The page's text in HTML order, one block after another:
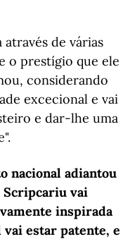
através de várias
o prestígio que ele
considerando
excecional e vai
e dar-lhe uma
nacional adiantou
Scripcariu vai
inspirada
estar patente, e